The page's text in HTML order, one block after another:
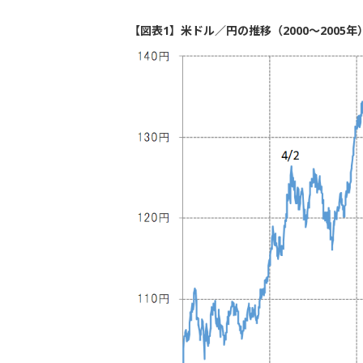
【図表1】米ドル／円の推移（2000～2005年